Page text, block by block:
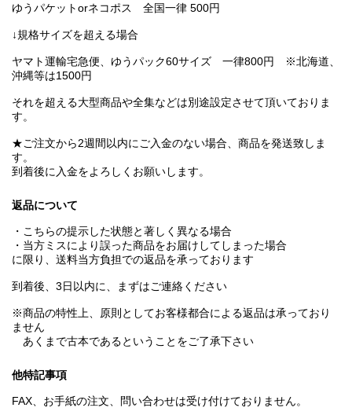
ゆうパケットorネコポス 全国一律 500円
↓規格サイズを超える場合
ヤマト運輸宅急便、ゆうパック60サイズ 一律800円 ※北海道、
沖縄等は1500円
それを超える大型商品や全集などは別途設定させて頂いておりま
す。
★ご注文から2週間以内にご入金のない場合、商品を発送致しま
す。
到着後に入金をよろしくお願いします。
返品について
・こちらの提示した状態と著しく異なる場合
・当方ミスにより誤った商品をお届けしてしまった場合
に限り、送料当方負担での返品を承っております
到着後、3日以内に、まずはご連絡ください
※商品の特性上、原則としてお客様都合による返品は承っており
ません
あくまで古本であるということをご了承下さい
他特記事項
FAX、お手紙の注文、問い合わせは受け付けておりません。